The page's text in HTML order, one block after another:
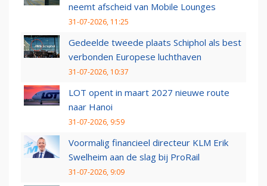
neemt afscheid van Mobile Lounges
31-07-2026, 11:25
Gedeelde tweede plaats Schiphol als best
verbonden Europese luchthaven
31-07-2026, 10:37
LOT opent in maart 2027 nieuwe route
naar Hanoi
31-07-2026, 9:59
Voormalig financieel directeur KLM Erik
Swelheim aan de slag bij ProRail
31-07-2026, 9:09